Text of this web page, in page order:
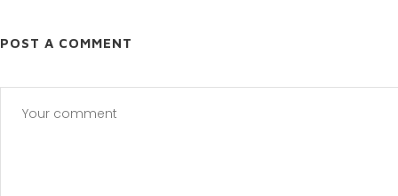
POST A COMMENT